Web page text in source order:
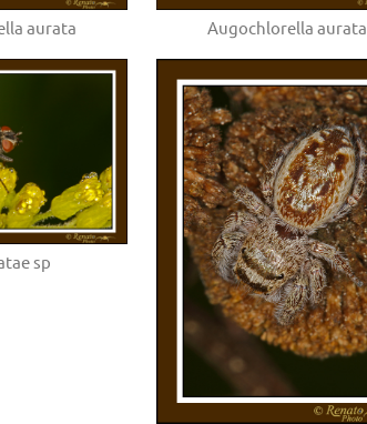
aurata Augochlorella aurata
sp